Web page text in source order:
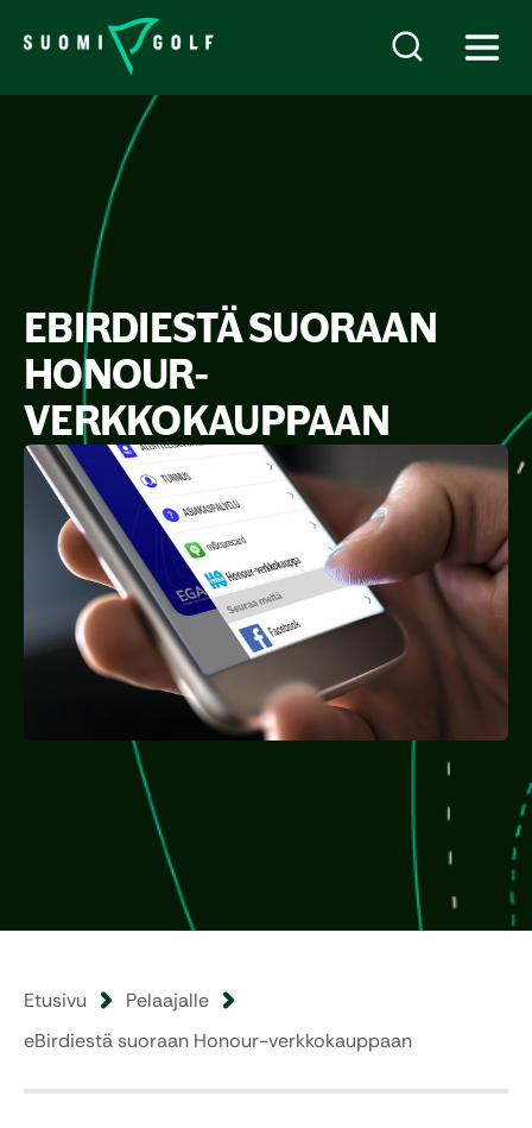
EBIRDIESTÄ SUORAAN
HONOUR-
VERKKOKAUPPAAN
Etusivu
Pelaajalle
eBirdiestä suoraan Honour-verkkokauppaan